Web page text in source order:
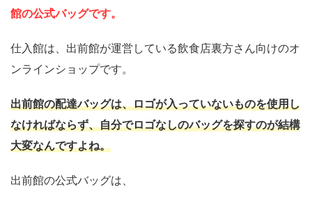
館の公式バッグです。
仕入館は、出前館が運営している飲食店裏方さん向けのオ
ンラインショップです。
出前館の配達バッグは、ロゴが入っていないものを使用し
なければならず、自分でロゴなしのバッグを探すのが結構
大変なんですよね。
出前館の公式バッグは、